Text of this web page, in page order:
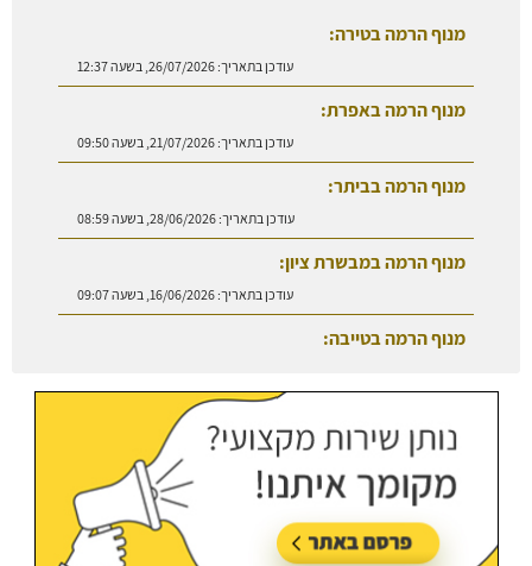
מנוף הרמה בטירה:
עודכן בתאריך:26/07/2026, בשעה 12:37
מנוף הרמה באפרת:
עודכן בתאריך:21/07/2026, בשעה 09:50
מנוף הרמה בביתר:
עודכן בתאריך:28/06/2026, בשעה 08:59
מנוף הרמה במבשרת ציון:
עודכן בתאריך:16/06/2026, בשעה 09:07
מנוף הרמה בטייבה: